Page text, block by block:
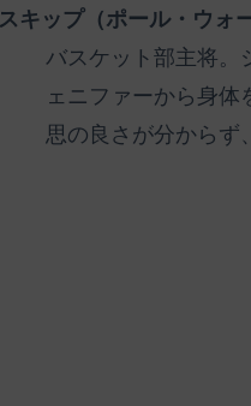
スキップ（ポール・ウォ
バスケット部主将。
ェニファーから身
思の良さが分からず